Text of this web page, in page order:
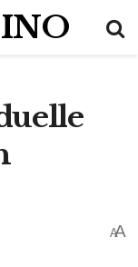
AA